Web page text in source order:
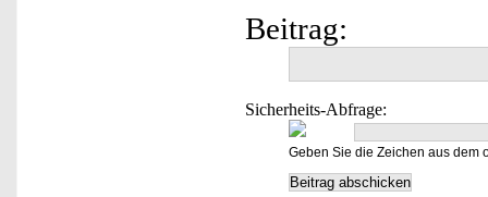
Beitrag:
Sicherheits-Abfrage:
Geben Sie die Zeichen aus dem